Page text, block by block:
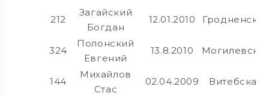
212
Загайский
Богдан
12.01.2010 Гродненская
324
Полонский
Евгений
13.8.2010
144
Михайлов
Стас
02.04.2009 Витебская